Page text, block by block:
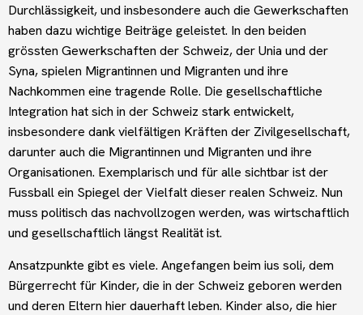
Durchlässigkeit, und insbesondere auch die Gewerkschaften
haben dazu wichtige Beiträge geleistet. In den beiden
grössten Gewerkschaften der Schweiz, der Unia und der
Syna, spielen Migrantinnen und Migranten und ihre
Nachkommen eine tragende Rolle. Die gesellschaftliche
Integration hat sich in der Schweiz stark entwickelt,
insbesondere dank vielfältigen Kräften der Zivilgesellschaft,
darunter auch die Migrantinnen und Migranten und ihre
Organisationen. Exemplarisch und für alle sichtbar ist der
Fussball ein Spiegel der Vielfalt dieser realen Schweiz. Nun
muss politisch das nachvollzogen werden, was wirtschaftlich
und gesellschaftlich längst Realität ist.
Ansatzpunkte gibt es viele. Angefangen beim ius soli, dem
Bürgerrecht für Kinder, die in der Schweiz geboren werden
und deren Eltern hier dauerhaft leben. Kinder also, die hier